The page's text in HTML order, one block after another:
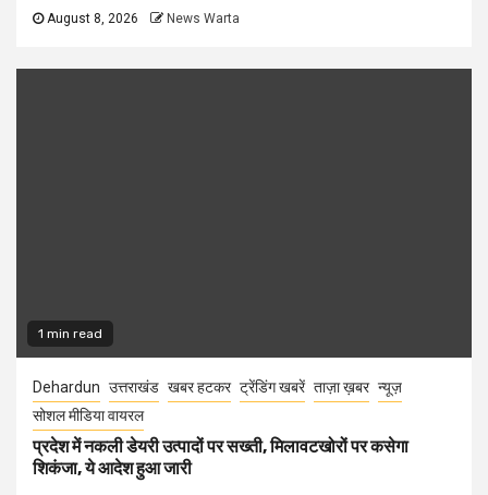
August 8, 2026 News Warta
1 min read
Dehardun उत्तराखंड खबर हटकर ट्रेंडिंग खबरें ताज़ा ख़बर न्यूज़
सोशल मीडिया वायरल
प्रदेश में नकली डेयरी उत्पादों पर सख्ती, मिलावटखोरों पर कसेगा
शिकंजा, ये आदेश हुआ जारी